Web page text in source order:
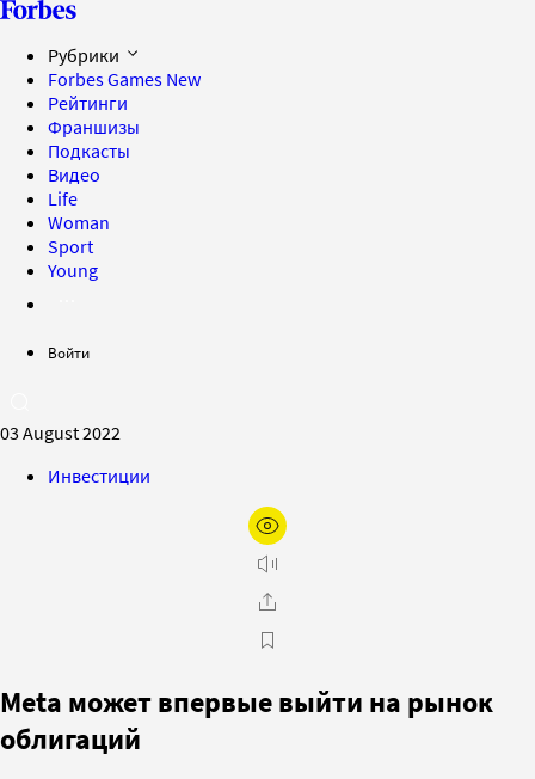
Рубрики
Forbes Games New
Рейтинги
Франшизы
Подкасты
Видео
Life
Woman
Sport
Young
Войти
03 August 2022
Инвестиции
Meta может впервые выйти на рынок
облигаций